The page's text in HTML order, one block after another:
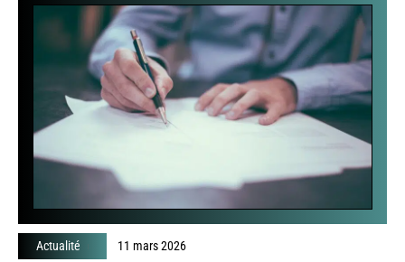
Actualité 11 mars 2026